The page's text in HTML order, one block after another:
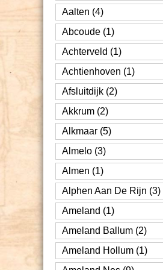
Aalten (4)
Abcoude (1)
Achterveld (1)
Achtienhoven (1)
Afsluitdijk (2)
Akkrum (2)
Alkmaar (5)
Almelo (3)
Almen (1)
Alphen Aan De Rijn (3)
Ameland (1)
Ameland Ballum (2)
Ameland Hollum (1)